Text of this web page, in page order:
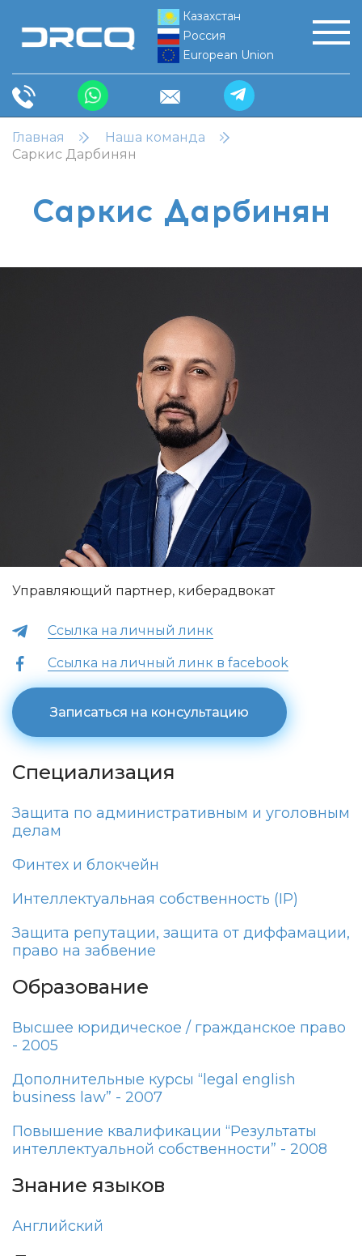
Казахстан
Россия
European Union
Главная
Наша команда
Саркис Дарбинян
Саркис Дарбинян
Управляющий партнер, киберадвокат
Ссылка на личный линк
Ссылка на личный линк в facebook
Записаться на консультацию
Специализация
Защита по административным и уголовным
делам
Финтех и блокчейн
Интеллектуальная собственность (IP)
Защита репутации, защита от диффамации,
право на забвение
Образование
Высшее юридическое / гражданское право
- 2005
Дополнительные курсы “legal english
business law” - 2007
Повышение квалификации “Результаты
интеллектуальной собственности” - 2008
Знание языков
Английский